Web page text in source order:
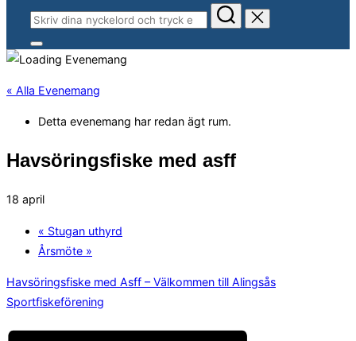
Sök
efter:
Slå
på/av
och
navigation
« Alla Evenemang
Detta evenemang har redan ägt rum.
Havsöringsfiske med asff
18 april
« Stugan uthyrd
Årsmöte »
Havsöringsfiske med Asff – Välkommen till Alingsås
Sportfiskeförening